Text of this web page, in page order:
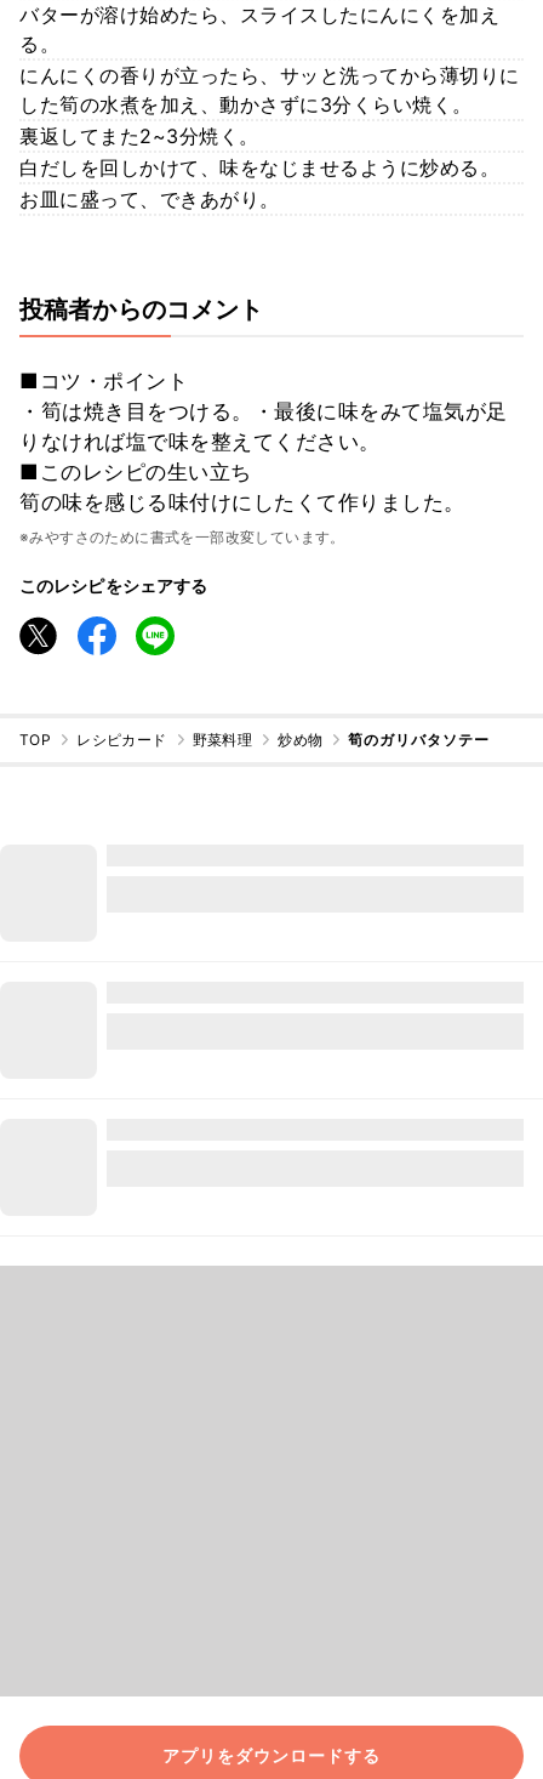
バターが溶け始めたら、スライスしたにんにくを加え
る。
にんにくの香りが立ったら、サッと洗ってから薄切りに
した筍の水煮を加え、動かさずに3分くらい焼く。
裏返してまた2~3分焼く。
白だしを回しかけて、味をなじませるように炒める。
お皿に盛って、できあがり。
投稿者からのコメント
■コツ・ポイント
・筍は焼き目をつける。・最後に味をみて塩気が足
りなければ塩で味を整えてください。
■このレシピの生い立ち
筍の味を感じる味付けにしたくて作りました。
※みやすさのために書式を一部改変しています。
このレシピをシェアする
TOP レシピカード 野菜料理 炒め物 筍のガリバタソテー
アプリをダウンロードする